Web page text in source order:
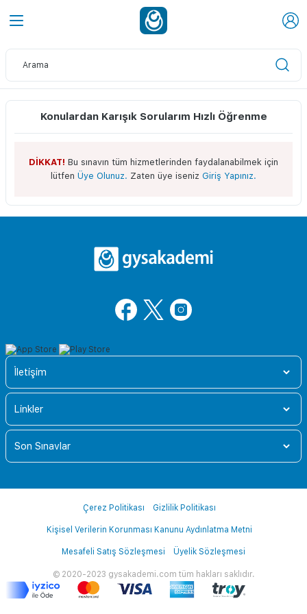
Konulardan Karışık Sorularım Hızlı Öğrenme
DİKKAT! Bu sınavın tüm hizmetlerinden faydalanabilmek için
lütfen Üye Olunuz. Zaten üye iseniz Giriş Yapınız.
İletişim
Linkler
Son Sınavlar
© 2020-2023 gysakademi.com tüm hakları saklıdır.
Çerez Politikası Gizlilik Politikası
Kişisel Verilerin Korunması Kanunu Aydınlatma Metni
Mesafeli Satış Sözleşmesi Üyelik Sözleşmesi